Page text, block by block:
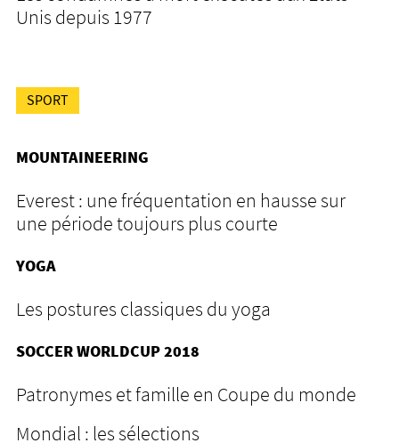
Unis depuis 1977
SPORT
MOUNTAINEERING
Everest : une fréquentation en hausse sur
une période toujours plus courte
YOGA
Les postures classiques du yoga
SOCCER WORLDCUP 2018
Patronymes et famille en Coupe du monde
Mondial : les sélections